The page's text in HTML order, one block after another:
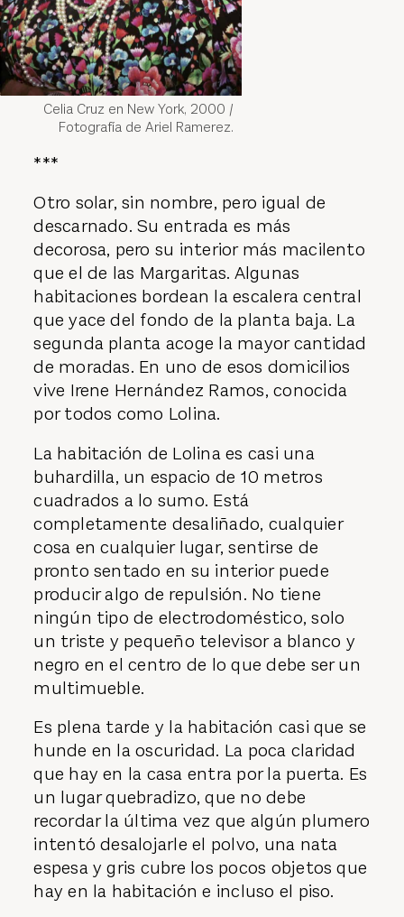
Celia Cruz en New York, 2000 /
Fotografía de Ariel Ramerez.
***
Otro solar, sin nombre, pero igual de
descarnado. Su entrada es más
decorosa, pero su interior más macilento
que el de las Margaritas. Algunas
habitaciones bordean la escalera central
que yace del fondo de la planta baja. La
segunda planta acoge la mayor cantidad
de moradas. En uno de esos domicilios
vive Irene Hernández Ramos, conocida
por todos como Lolina.
La habitación de Lolina es casi una
buhardilla, un espacio de 10 metros
cuadrados a lo sumo. Está
completamente desaliñado, cualquier
cosa en cualquier lugar, sentirse de
pronto sentado en su interior puede
producir algo de repulsión. No tiene
ningún tipo de electrodoméstico, solo
un triste y pequeño televisor a blanco y
negro en el centro de lo que debe ser un
multimueble.
Es plena tarde y la habitación casi que se
hunde en la oscuridad. La poca claridad
que hay en la casa entra por la puerta. Es
un lugar quebradizo, que no debe
recordar la última vez que algún plumero
intentó desalojarle el polvo, una nata
espesa y gris cubre los pocos objetos que
hay en la habitación e incluso el piso.